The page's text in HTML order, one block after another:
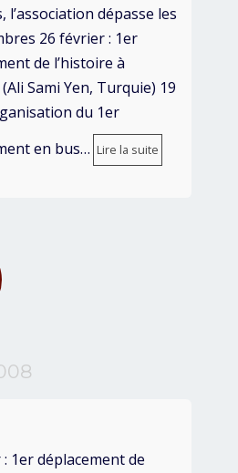
l’association dépasse les
26 février : 1er
de l’histoire à
Sami Yen, Turquie) 19
du 1er
en bus… Lire la suite
1er déplacement de